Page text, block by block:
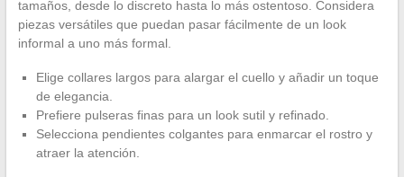
tamaños, desde lo discreto hasta lo más ostentoso. Considera
piezas versátiles que puedan pasar fácilmente de un look
informal a uno más formal.
Elige collares largos para alargar el cuello y añadir un toque
de elegancia.
Prefiere pulseras finas para un look sutil y refinado.
Selecciona pendientes colgantes para enmarcar el rostro y
atraer la atención.